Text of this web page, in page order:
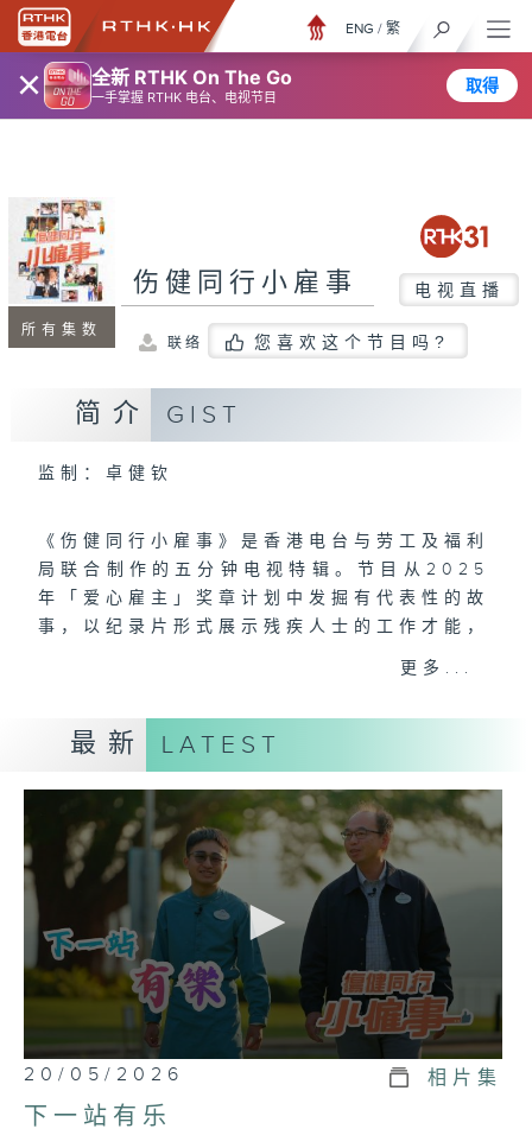
× 全新 RTHK On The Go
一手掌握 RTHK 电台、电视节目
取得
ENG / 繁
所有集数
伤健同行小雇事 电视直播
联络 您喜欢这个节目吗?
简介 GIST
监制：卓健钦
《伤健同行小雇事》是香港电台与劳工及福利
局联合制作的五分钟电视特辑。节目从2025
年「爱心雇主」奖章计划中发掘有代表性的故
事，以纪录片形式展示残疾人士的工作才能，
以及爱心雇主如何协助残疾人士融入职场发挥
疾人士就业故事，包括公共事业机构、社企、
餐饮业、零售业、物业管理、大型游乐园及创
意产业，让公众了解爱心雇主如何与残疾人士
构建共融工作间。
更多...
最新 LATEST
0
seconds
of
5
20/05/2026 相片集
下一站有乐